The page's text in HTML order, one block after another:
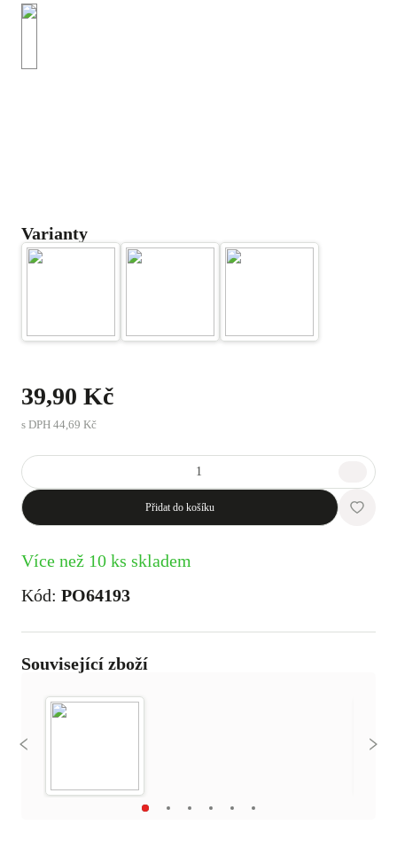
Varianty
39,90 Kč
s DPH 44,69 Kč
Přidat do košíku
Více než 10 ks skladem
Kód: PO64193
Související zboží